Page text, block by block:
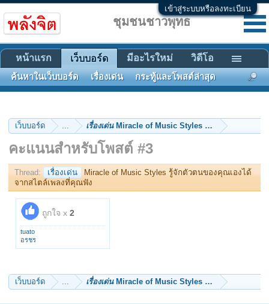
เข้าสู่ระบบหรือลงทะเบียน
เว็บบอร์ด ... เรื่องเด่นMiracle of Music Styles รู้จักตัวตนของคุณเ
คะแนนสำหรับโพสต์ #3
Thread: เรื่องเด่น
Miracle of Music Styles รู้จักตัวตนของคุณเองได้
จากสไตล์เพลงที่คุณฟัง
ถูกใจ x 2
tuato
อรชร
เว็บบอร์ด ... เรื่องเด่นMiracle of Music Styles รู้จักตัวตนของคุณเ
ชุมชนชาวพุทธ
หน้าแรก เว็บบอร์ด
ค้นหาในเว็บบอร์ด เรื่องเด่น กระทู้และโพสต์ล่าสุด
มีอะไรใหม่ วิดีโอ